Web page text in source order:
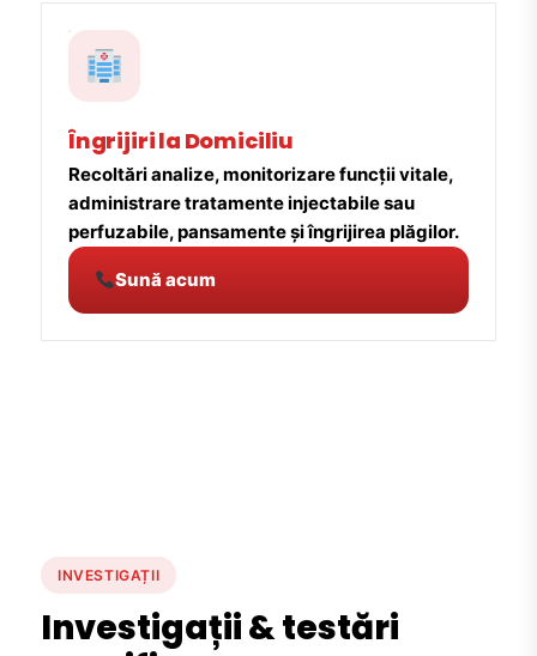
Îngrijiri la Domiciliu
Recoltări analize, monitorizare funcții vitale,
administrare tratamente injectabile sau
perfuzabile, pansamente și îngrijirea plăgilor.
Sună acum
INVESTIGAȚII
Investigații & testări